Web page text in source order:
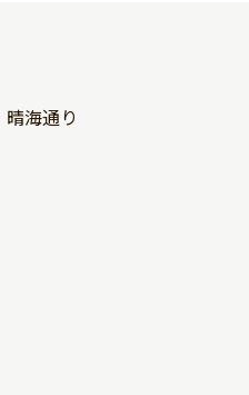
海通り